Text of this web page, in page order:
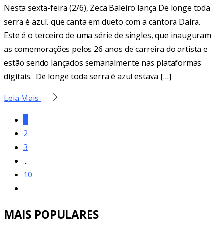
Nesta sexta-feira (2/6), Zeca Baleiro lança De longe toda
serra é azul, que canta em dueto com a cantora Daíra.
Este é o terceiro de uma série de singles, que inauguram
as comemorações pelos 26 anos de carreira do artista e
estão sendo lançados semanalmente nas plataformas
digitais. De longe toda serra é azul estava […]
Leia Mais
2
3
...
10
MAIS POPULARES